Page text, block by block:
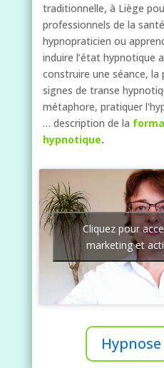
traditionnelle, à Liège
professionnels de la
hypnopraticien ou
induire l’état hypnotique
construire une séance, la
signes de transe
métaphore, pratiquer
… description de la
hypnotique.
Cliquez pour
marketing et